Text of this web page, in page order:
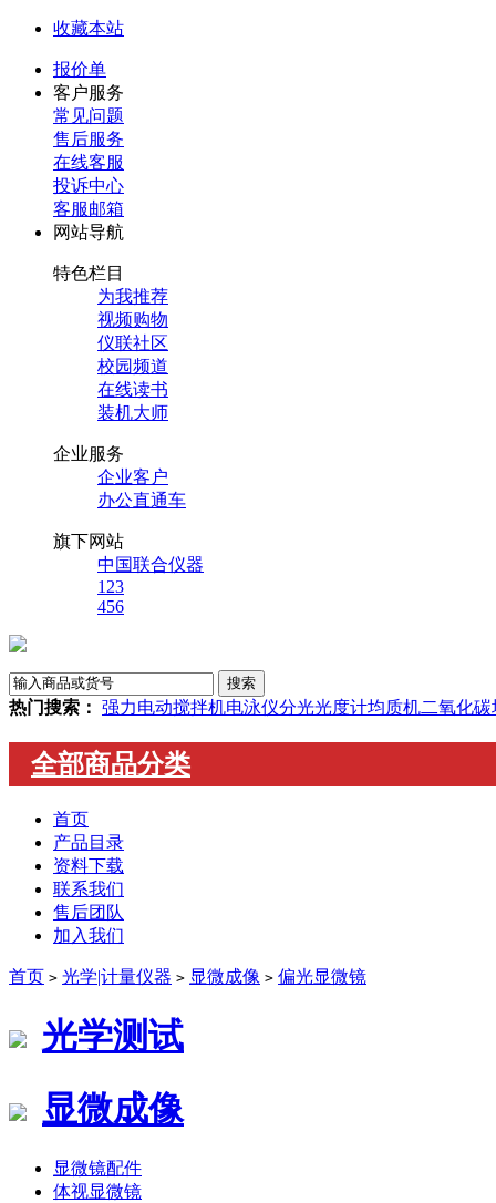
收藏本站
报价单
客户服务
常见问题
售后服务
在线客服
投诉中心
客服邮箱
网站导航
特色栏目
为我推荐
视频购物
仪联社区
校园频道
在线读书
装机大师
企业服务
企业客户
办公直通车
旗下网站
中国联合仪器
123
456
热门搜索： 强力电动搅拌机电泳仪分光光度计均质机二氧化
全部商品分类
首页
产品目录
资料下载
联系我们
售后团队
加入我们
首页 > 光学|计量仪器 > 显微成像 > 偏光显微镜
光学测试
显微成像
显微镜配件
体视显微镜